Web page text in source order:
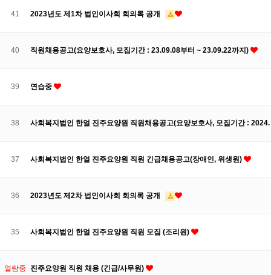
41 2023년도 제1차 법인이사회 회의록 공개
40 직원채용공고(요양보호사, 모집기간 : 23.09.08부터 ~ 23.09.22까지)
39 연습중
38 사회복지법인 한얼 진주요양원 직원채용공고(요양보호사, 모집기간 :
37 사회복지법인 한얼 진주요양원 직원 긴급채용공고(장애인, 위생원)
36 2023년도 제2차 법인이사회 회의록 공개
35 사회복지법인 한얼 진주요양원 직원 모집 (조리원)
열람중 진주요양원 직원 채용 (긴급/사무원)